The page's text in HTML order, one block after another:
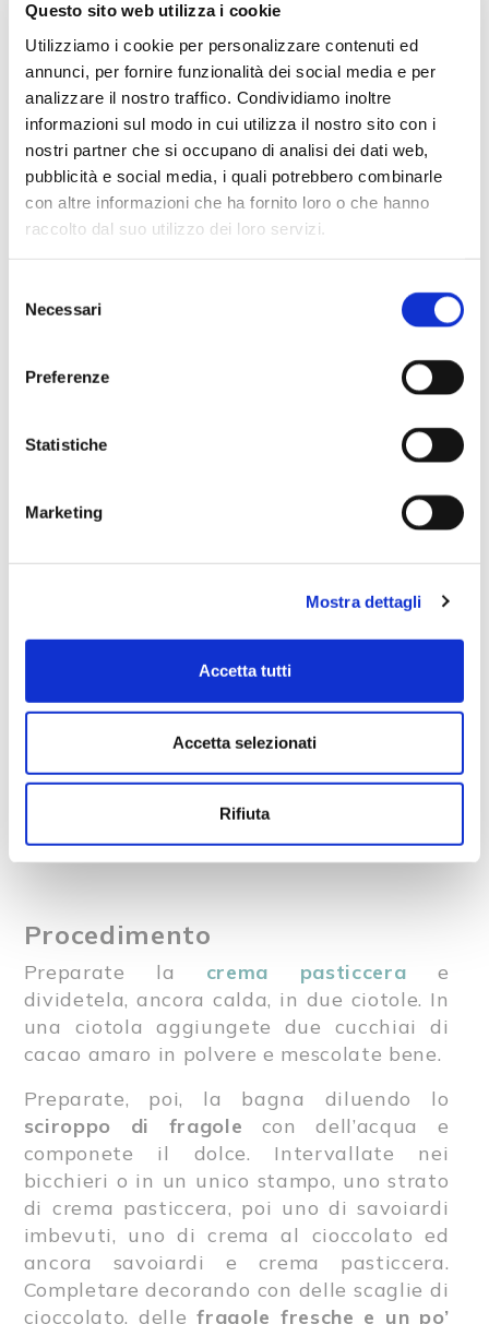
Questo sito web utilizza i cookie
Utilizziamo i cookie per personalizzare contenuti ed
annunci, per fornire funzionalità dei social media e per
analizzare il nostro traffico. Condividiamo inoltre
informazioni sul modo in cui utilizza il nostro sito con i
nostri partner che si occupano di analisi dei dati web,
pubblicità e social media, i quali potrebbero combinarle
con altre informazioni che ha fornito loro o che hanno
raccolto dal suo utilizzo dei loro servizi.
delNecessari
Preferenze
Statistiche
Marketing
Mostra dettagli
Accetta tutti
Accetta selezionati
Rifiuta
Ricetta Zuppa Inglese: 2
varianti sfiziose
Nel corso degli anni, alla ricetta classica
della Zuppa Inglese si sono affiancate
alcunevarianti anch’esse molto gustose
ed invitanti . In questo articolo ve ne
proponiamo due che ci sono piaciute
La ricetta della Zuppa
Inglese perfetta per i bimbi
Zuppa Inglese a
prova di bambino con sciroppo di fragole,
perfetta per una merenda sana e gustosa!
Ingredienti per 4 persone
Crema pasticcera – 500 g
Cacao amaro in polvere – q.b.
Cioccolato in scaglie – q.b.
Acqua – q.b.
Fragole fresche – 50 g
Panna montata – q.b.
Procedimento
Preparate la crema pasticcera e
dividetela, ancora calda, in due ciotole. In
una ciotola aggiungete due cucchiai di
cacao amaro in polvere e mescolate bene.
Preparate, poi, la bagna diluendo lo
sciroppo di fragole con dell’acqua e
componete il dolce. Intervallate nei
bicchieri o in un unico stampo, uno strato
di crema pasticcera, poi uno di savoiardi
imbevuti, uno di crema al cioccolato ed
ancora savoiardi e crema pasticcera.
Completare decorando con delle scaglie di
cioccolato, dellefragole fresche e un po’